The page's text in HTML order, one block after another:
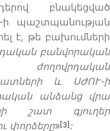
բնակեցված
ի պաշտպանության
է, թե բախումների
բանվորական
ժողովրդական
և ՍԺՈՒ-ի
անձանց վրա
շատ
գյուղեր
փորձերը» [3] :